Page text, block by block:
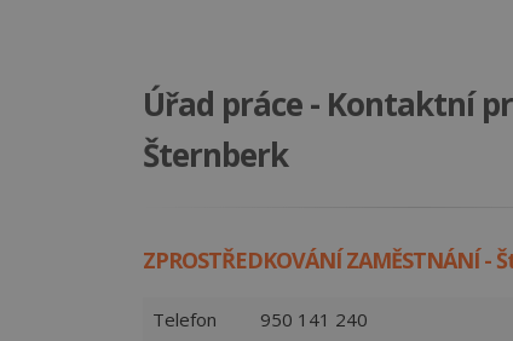
Úřad práce - Kontaktní
Šternberk
ZPROSTŘEDKOVÁNÍ ZAMĚSTNÁNÍ -
Telefon
950 141 240